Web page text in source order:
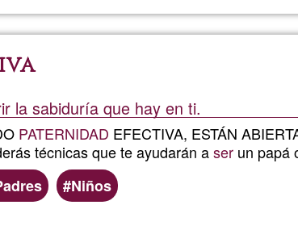
Ibiza
la sabiduría que hay en ti.
PATERNIDAD EFECTIVA, ESTÁN
técnicas que te ayudarán aser un papá
Niños